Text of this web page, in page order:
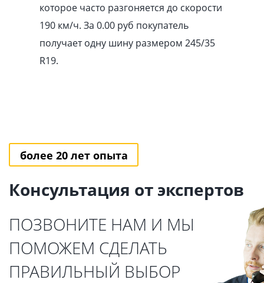
которое часто разгоняется до скорости
190 км/ч. За 0.00 pуб покупатель
получает одну шину размером 245/35
R19.
более 20 лет опыта
Консультация от экспертов
ПОЗВОНИТЕ НАМ И МЫ
ПОМОЖЕМ СДЕЛАТЬ
ПРАВИЛЬНЫЙ ВЫБОР